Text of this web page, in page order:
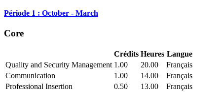
Période 1 : October - March
Core
Crédits Heures Langue
Quality and Security Management 1.00 20.00
Français
Communication
1.00 14.00
Français
Professional Insertion
0.50 13.00
Français